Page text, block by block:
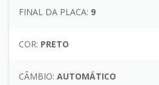
FINAL DA PLACA: 9
COR: PRETO
CÂMBIO: AUTOMÁTICO